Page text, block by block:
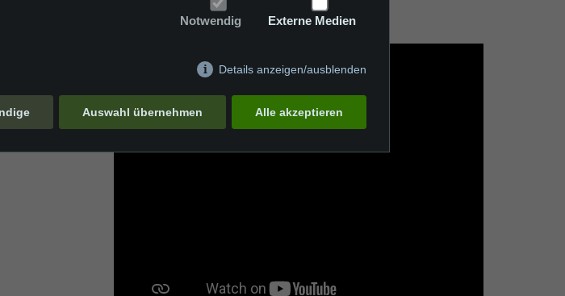
Notwendig Externe Medien
Details anzeigen/ausblenden
Auswahl übernehmen Alle akzeptieren